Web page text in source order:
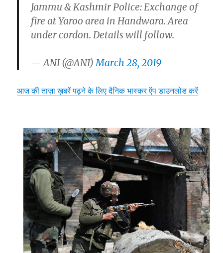
Jammu & Kashmir Police: Exchange of
fire at Yaroo area in Handwara. Area
under cordon. Details will follow.
— ANI (@ANI)March 28, 2019
आज की ताज़ा ख़बरें पढ़ने के लिए दैनिक भास्कर ऍप डाउनलोड करें